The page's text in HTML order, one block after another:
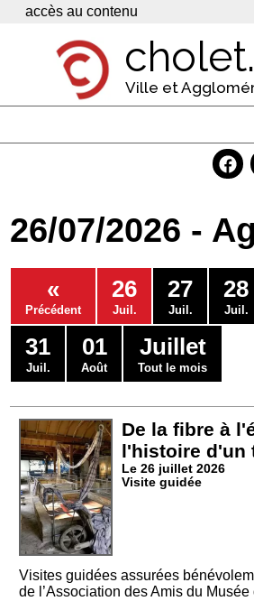
Panneau de gestion des cookies
accès au contenu
Ville et
Economie
Services
Contacts
26/07/2026 -
«
Précédent
26
Juil.
27
Juil.
28
Juil.
31
Juil.
01
Août
Juillet
Tout le mois
De la fibre à
l'histoire d'un
Le 26 juillet 2026
Visite guidée
Visites guidées assurées
de l’Association des Amis du Musée